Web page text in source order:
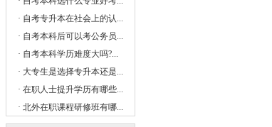
· 自考专升本在社会上的认...
· 自考本科后可以考公务员...
· 自考本科学历难度大吗?...
· 大专生是选择专升本还是...
· 在职人士提升学历有哪些...
· 北外在职课程研修班有哪...